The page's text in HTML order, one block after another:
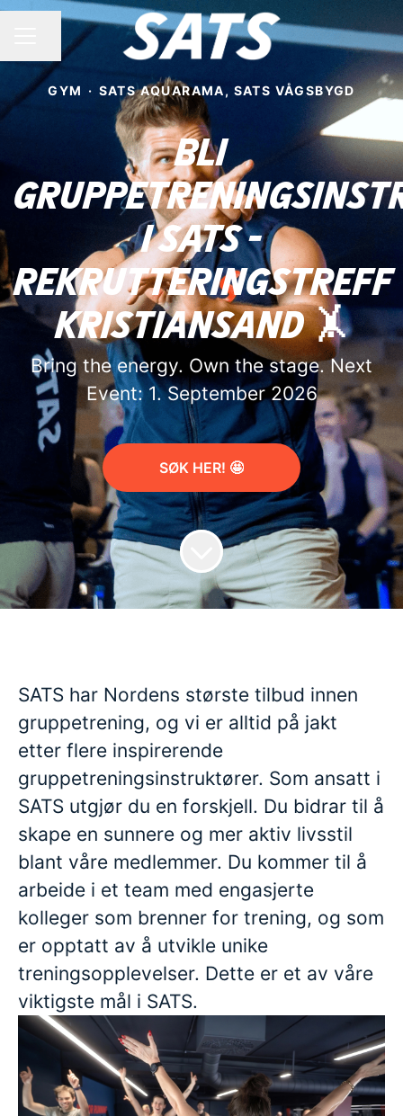
CAREER MENU
Share page
GYM · SATS AQUARAMA, SATS VÅGSBYGD
Bli
i SATS -
Rekrutteringstreff
Kristiansand 🤸
Bring the energy. Own the stage. Next
Event: 1. September 2026
SØK HER! 🤩
SATS har Nordens største tilbud innen
gruppetrening, og vi er alltid på jakt
etter flere inspirerende
gruppetreningsinstruktører. Som ansatt i
SATS utgjør du en forskjell. Du bidrar til å
skape en sunnere og mer aktiv livsstil
blant våre medlemmer. Du kommer til å
arbeide i et team med engasjerte
kolleger som brenner for trening, og som
er opptatt av å utvikle unike
treningsopplevelser. Dette er et av våre
viktigste mål i SATS.